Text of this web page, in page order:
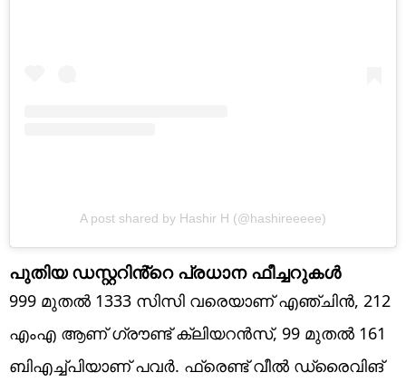
A post shared by Hashir H (@hashireeeee)
പുതിയ ഡസ്റ്ററിൻ്റെ പ്രധാന ഫീച്ചറുകൾ
999 മുതൽ 1333 സിസി വരെയാണ് എഞ്ചിൻ, 212
എംഎ ആണ് ​ഗ്രൗണ്ട് ക്ലിയറൻസ്, 99 മുതൽ 161
ബിഎച്ച്പിയാണ് പവർ. ഫ്രെണ്ട് വീൽ ഡ്രൈവിങ്